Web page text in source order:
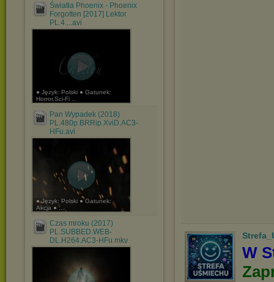
Światła Phoenix - Phoenix
Forgotten [2017] Lektor
PL.4....avi
● Język: Polski ● Gatunek:
Horror,Sci-Fi ...
Pan Wypadek (2018)
PL.480p.BRRip.XviD.AC3-
HFu.avi
● Język: Polski ● Gatunek:
Akcja ● ...
Czas mroku (2017)
PL.SUBBED.WEB-
DL.H264.AC3-HFu.mkv
W